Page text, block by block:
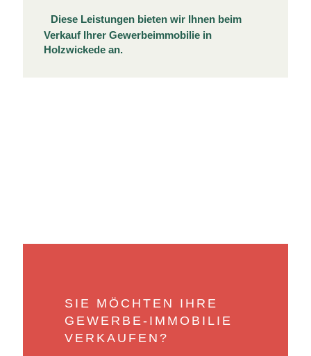
Diese Leistungen bieten wir Ihnen beim
Verkauf Ihrer Gewerbeimmobilie in
Holzwickede an.
SIE MÖCHTEN IHRE
GEWERBE-IMMOBILIE
VERKAUFEN?